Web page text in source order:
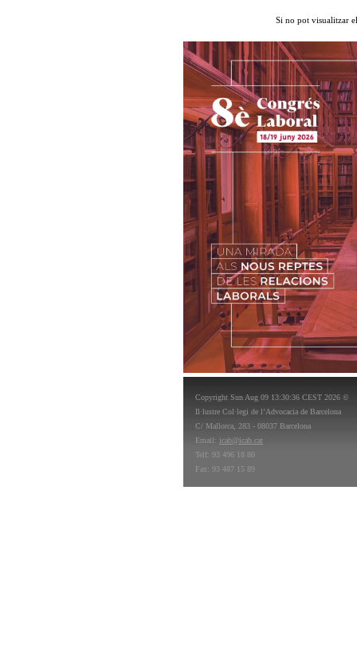
Si no pot visualitzar
Copyright Sun Aug 09 13:30:36 CEST 2026 ©
Il·lustre Col·legi de l’Advocacia de Barcelona
C/ Mallorca, 283 - 08037 Barcelona
Email: icab@icab.cat
Telf: 93 496 18 80
Fax: 93 487 15 89